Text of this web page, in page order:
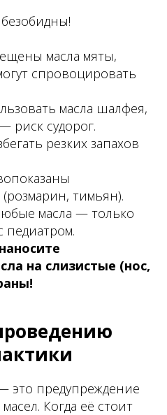
масла мяты,
спровоцировать
масла шалфея,
риск судорог.
резких запахов
тимьян).
масла — только
педиатром.
на слизистые (нос,
это предупреждение
Когда её стоит